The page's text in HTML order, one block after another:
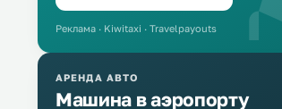
Реклама · Kiwitaxi · Travelpayouts
АРЕНДА АВТО
Машина в аэропорту